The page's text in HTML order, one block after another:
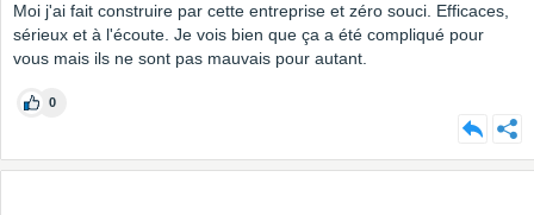
Moi j'ai fait construire par cette entreprise et zéro souci. Efficaces,
sérieux et à l'écoute. Je vois bien que ça a été compliqué pour
vous mais ils ne sont pas mauvais pour autant.
0